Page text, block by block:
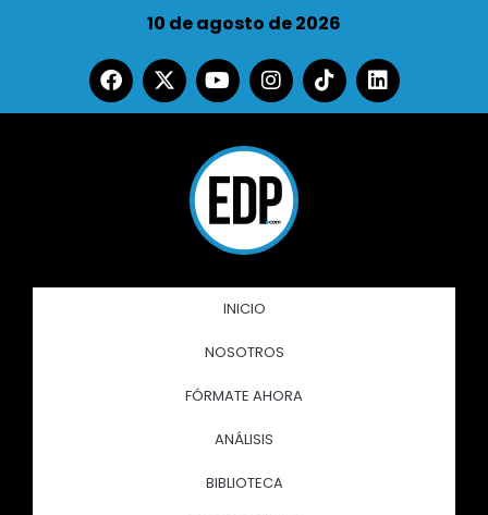
10 de agosto de 2026
INICIO
NOSOTROS
FÓRMATE AHORA
ANÁLISIS
BIBLIOTECA